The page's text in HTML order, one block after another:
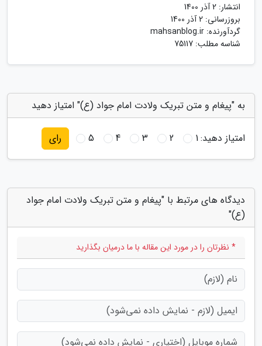
انتشار: 2 آذر 1400
بروزرسانی: 2 آذر 1400
گردآورنده: mahsanblog.ir
شناسه مطلب: 75117
به "پیغام و متن تبریک ولادت امام جواد (ع)" امتیاز دهید
امتیاز دهید:1
2
3
4
5 رای
دیدگاه های مرتبط با "پیغام و متن تبریک ولادت امام جواد
(ع)"
* نظرتان را در مورد این مقاله با ما درمیان بگذارید